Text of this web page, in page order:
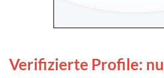
Verifizierte Profile: